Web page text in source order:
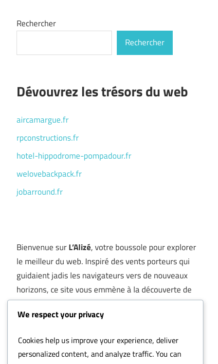
Rechercher
Rechercher
Dévouvrez les trésors du web
aircamargue.fr
rpconstructions.fr
hotel-hippodrome-pompadour.fr
welovebackpack.fr
jobarround.fr
Bienvenue surL’Alizé, votre boussole pour explorer
le meilleur du web. Inspiré des vents porteurs qui
guidaient jadis les navigateurs vers de nouveaux
horizons, ce site vous emmène à la découverte de
bons plans, services utiles et adresses
incontournables.
destination a étéchoisie à la mainpour sa qualité,
son originalité ou sa pertinence. Que vous cherchiez
We respect your privacy
Cookies help us improve your experience, deliver
personalized content, and analyze traffic. You can